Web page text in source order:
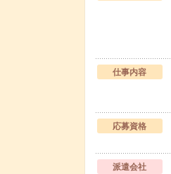
仕事内容
応募資格
派遣会社